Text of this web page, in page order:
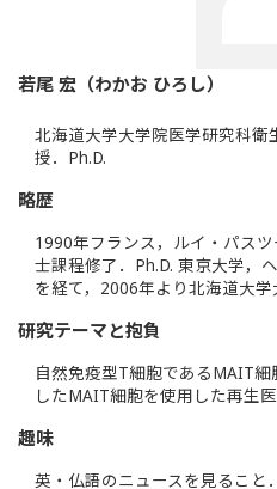
若尾 宏（わかお ひろし）
北海道大学大学院医学研究科衛
授．Ph.D.
略歴
1990年フランス，ルイ・パス
士課程修了．Ph.D. 東京大学，
を経て，2006年より北海道大学
研究テーマと抱負
自然免疫型T細胞であるMAIT
したMAIT細胞を使用した再生
趣味
英・仏語のニュースを見ること．